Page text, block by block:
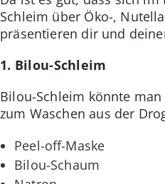
Schleim über Öko-,
präsentieren dir und
1. Bilou-Schleim
Bilou-Schleim könnte
zum Waschen aus der
Peel-off-Maske
Bilou-Schaum